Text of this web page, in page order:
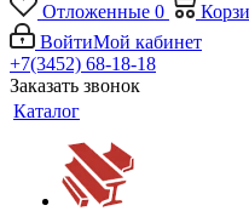
Отложенные 0
ВойтиМой кабинет
+7(3452) 68-18-18
Заказать звонок
Каталог